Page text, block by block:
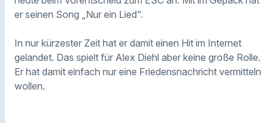
er seinen Song „Nur ein Lied“.
In nur kürzester Zeit hat er damit einen Hit im Internet
gelandet. Das spielt für Alex Diehl aber keine große Rolle.
Er hat damit einfach nur eine Friedensnachricht vermitteln
wollen.